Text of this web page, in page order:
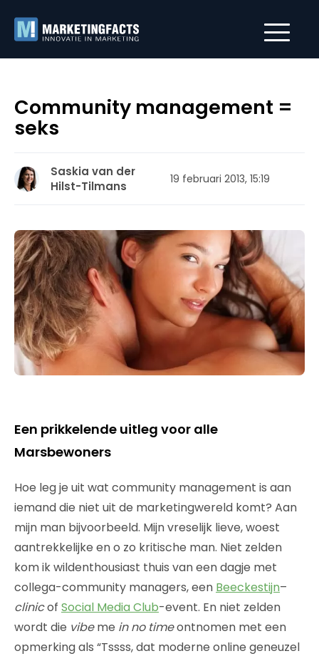
Community management =
seks
Saskia van der
Hilst-Tilmans
19 februari 2013, 15:19
Een prikkelende uitleg voor alle
Marsbewoners
Hoe leg je uit wat community management is aan
iemand die niet uit de marketingwereld komt? Aan
mijn man bijvoorbeeld. Mijn vreselijk lieve, woest
aantrekkelijke en o zo kritische man. Niet zelden
kom ik wildenthousiast thuis van een dagje met
collega-community managers, een Beeckestijn–
clinicof Social Media Club-event. En niet zelden
wordt die vibeme in no timeontnomen met een
opmerking als “Tssss, dat moderne online geneuzel